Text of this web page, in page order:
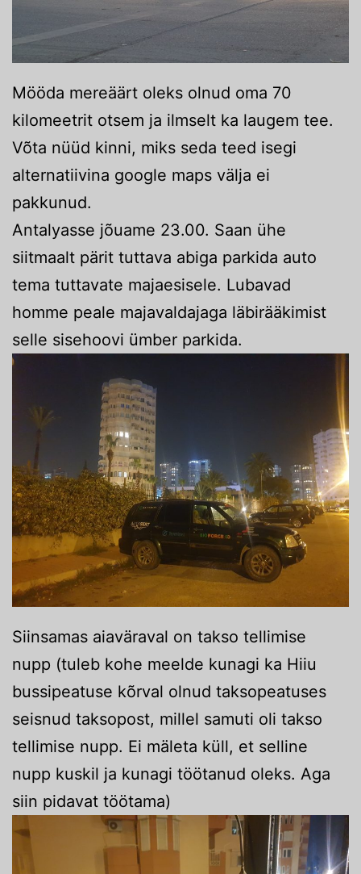
Mööda mereäärt oleks olnud oma 70
kilomeetrit otsem ja ilmselt ka laugem tee.
Võta nüüd kinni, miks seda teed isegi
alternatiivina google maps välja ei
pakkunud.
Antalyasse jõuame 23.00. Saan ühe
siitmaalt pärit tuttava abiga parkida auto
tema tuttavate majaesisele. Lubavad
homme peale majavaldajaga läbirääkimist
selle sisehoovi ümber parkida.
Siinsamas aiaväraval on takso tellimise
nupp (tuleb kohe meelde kunagi ka Hiiu
bussipeatuse kõrval olnud taksopeatuses
seisnud taksopost, millel samuti oli takso
tellimise nupp. Ei mäleta küll, et selline
nupp kuskil ja kunagi töötanud oleks. Aga
siin pidavat töötama)